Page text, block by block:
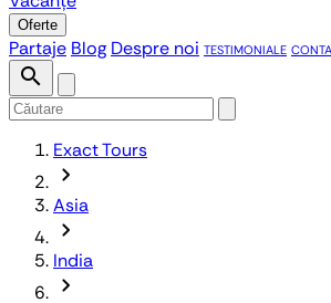
Oferte
Partaje Blog Despre noi TESTIMONIALE
search
Exact Tours
chevron_forward
Asia
chevron_forward
India
chevron_forward